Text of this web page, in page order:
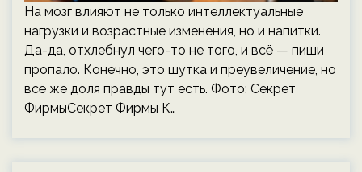
На мозг влияют не только интеллектуальные
нагрузки и возрастные изменения, но и напитки.
Да-да, отхлебнул чего-то не того, и всё — пиши
пропало. Конечно, это шутка и преувеличение, но
всё же доля правды тут есть. Фото: Секрет
ФирмыСекрет Фирмы К…